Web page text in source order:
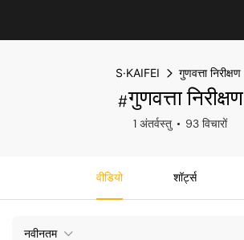
S·KAIFEI गुणवत्ता निरीक्षण
#गुणवत्ता निरीक्षण
1 अंतर्वस्तु 93 विचारों
वीडियो शॉर्ट्स
नवीनतम